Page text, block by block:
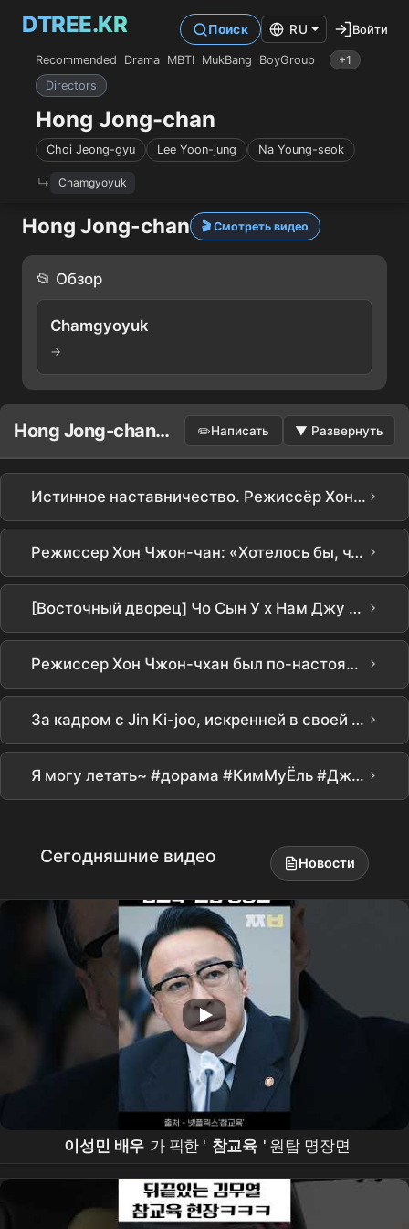
DTREE.KR
Recommended Drama MBTI MukBang BoyGroup
+1
Directors
Hong Jong-chan
Choi Jeong-gyu Lee Yoon-jung Na Young-seok
Chamgyoyuk
Поиск RU Войти
Hong Jong-chan 🎬 Смотреть видео
📂 Обзор
Chamgyoyuk
→
Hong Jong-chan Доска объявлений ✏️Написать ▼ Развернуть
Истинное наставничество. Режиссёр Хон Джон-чхан: «Ким Му-ёль заставил сиять даже новичков своим терпением и вниманием»… Секрет №1 в мире за 3 дня ›
Режиссер Хон Чжон-чан: «Хотелось бы, чтобы Бюро по защите прав учителей существовало в реальности» | Netflix [Чхамгёюк] Презентация производства | Teach You a Lesson | Netflix ›
[Восточный дворец] Чо Сын У x Нам Джу Хёк порвали.. Мурашки по коже деталиㄷㄷ Новый релиз Netflix [Восточный дворец] подробный анализ тизера! В этом есть все самое интересное, не так ли??? #the east palace #netflix ›
Режиссер Хон Чжон-чхан был по-настоящему предан «Ювенальной юстиции»! Причина, по которой учитель Юн Ён-гён участвовала как тренер по актерскому мастерству #소년심판 #홍종찬감독 #소년심판연기지도 #소년심판비하인드스토리 ›
За кадром с Jin Ki-joo, искренней в своей игре как 'Im Ha-rim' #НастоящийУрок ›
Я могу летать~ #дорама #КимМуЁль #ДжинКиДжу #ПёДжиХун #ЛиСонМин #ДрамаОбИстинномОбразовании #Netflix ›
Сегодняшние видео Новости
이성민 배우 가 픽한 ' 참교육 ' 원탑 명장면